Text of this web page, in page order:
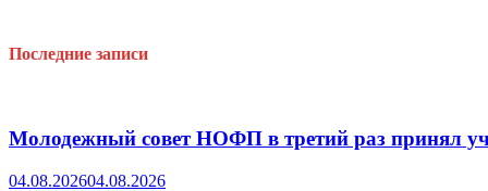
Последние записи
Молодежный совет НОФП в третий раз принял
04.08.202604.08.2026